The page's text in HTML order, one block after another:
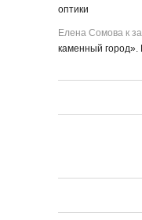
оптики
Елена Сомова к
каменный город».